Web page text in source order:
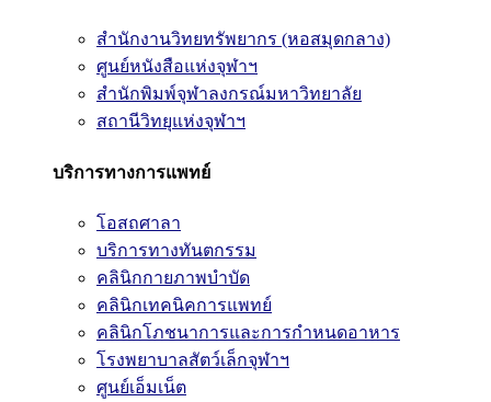
สำนักงานวิทยทรัพยากร (หอสมุดกลาง)
ศูนย์หนังสือแห่งจุฬาฯ
สำนักพิมพ์จุฬาลงกรณ์มหาวิทยาลัย
สถานีวิทยุแห่งจุฬาฯ
บริการทางการแพทย์
โอสถศาลา
บริการทางทันตกรรม
คลินิกกายภาพบำบัด
คลินิกเทคนิคการแพทย์
คลินิกโภชนาการและการกำหนดอาหาร
โรงพยาบาลสัตว์เล็กจุฬาฯ
ศูนย์เอ็มเน็ต